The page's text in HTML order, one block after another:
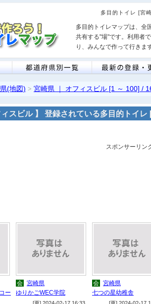
多目的トイレ [宮
多目的トイレマップは、全
共有する"場"です。利用者
り、みんなで作って行きま
(地図) > 宮崎県 ｜ オフィスビル [1 ～ 100] /
ィスビル 】 登録されている多目的トイ
スポンサーリン
ー
会 宮崎県
ゆりかごWEC学院
会 宮崎県
七つの星幼稚舎